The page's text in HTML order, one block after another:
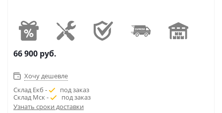
66 900 руб.
Хочу дешевле
Склад Екб -
под заказ
Склад Мск -
под заказ
Узнать сроки доставки